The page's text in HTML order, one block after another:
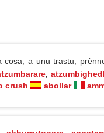
cosa, a unu trastu,
,
crush abollar